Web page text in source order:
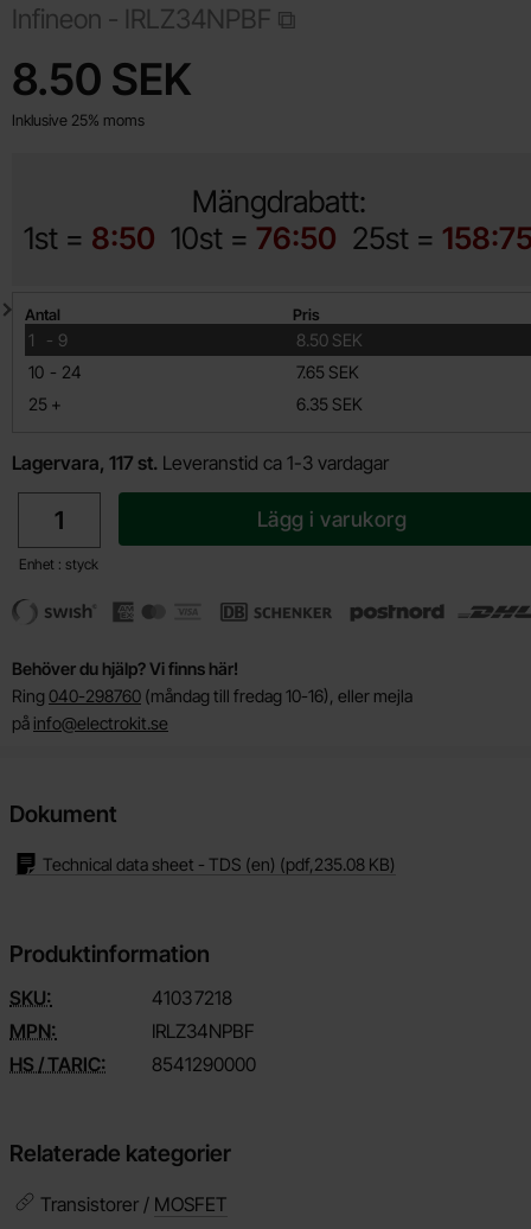
Infineon - IRLZ34NPBF
pris
8.50 SEK
Inklusive 25% moms
Mängdrabatt:
1st = 8:50 10st = 76:50 25st =
Mängdrabatt
Antal Pris
1 -
till 9
8.50 SEK
10 -
till 24
7.65 SEK
25 +
till 6.35 SEK
Lagervara, 117 st. Leveranstid ca 1-3 vardagar
Enhet : styck
Lägg i varukorg
Behöver du hjälp? Vi finns här!
Ring 040-298760 (måndag till fredag 10-16), eller mejla
på info@electrokit.se
Dokument
Technical data sheet - TDS (en) (pdf, 235.08 KB)
Produktinformation
SKU: 41037218
MPN:
IRLZ34NPBF
HS / TARIC:
8541290000
Relaterade kategorier
Transistorer / MOSFET